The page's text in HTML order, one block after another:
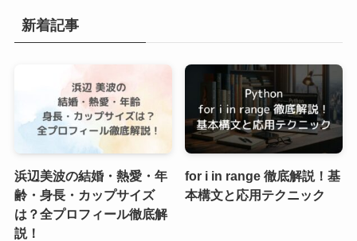
新着記事
浜辺美波の結婚・熱愛・年
齢・身長・カップサイズ
は？全プロフィール徹底解
説！
for i in range 徹底解説！基
本構文と応用テクニック